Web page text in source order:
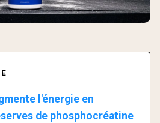
l'énergie en
de phosphocréatine